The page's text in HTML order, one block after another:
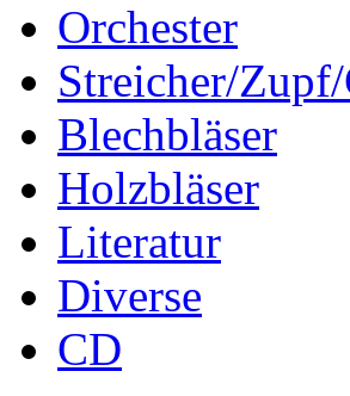
Orchester
Streicher/
Blechbläser
Holzbläser
Literatur
Diverse
CD